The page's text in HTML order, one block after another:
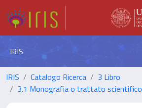
IRIS
IRIS Catalogo Ricerca
3 Libro
3.1 Monografia o trattato scientifico